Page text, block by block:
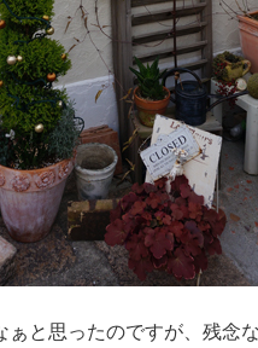
ぁと思ったのですが、残念